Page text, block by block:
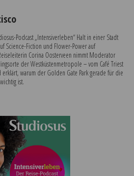
Podcast „Intensiverleben“ Halt in einer Stadt
Science-Fiction und Flower-Power auf
Corina Oosterveen nimmt Moderator
der Westküstenmetropole – vom Café Triest
erklärt, warum der Golden Gate Park gerade für die
ist.